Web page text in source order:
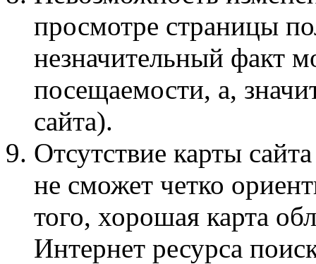
просмотре страницы
незначительный факт
посещаемости, а,
сайта).
Отсутствие карты
не сможет четко
того, хорошая карта
Интернет ресурса